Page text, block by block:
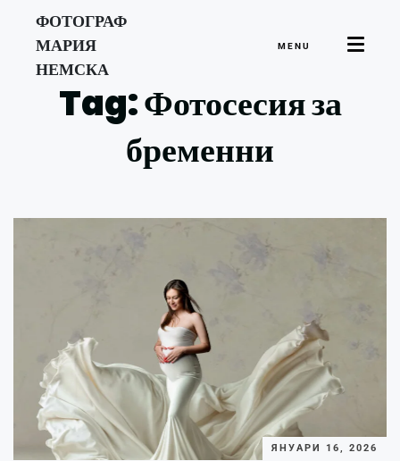
ФОТОГРАФ
МАРИЯ
НЕМСКА
MENU
Tag: Фотосесия за
бременни
ЯНУАРИ 16, 2026